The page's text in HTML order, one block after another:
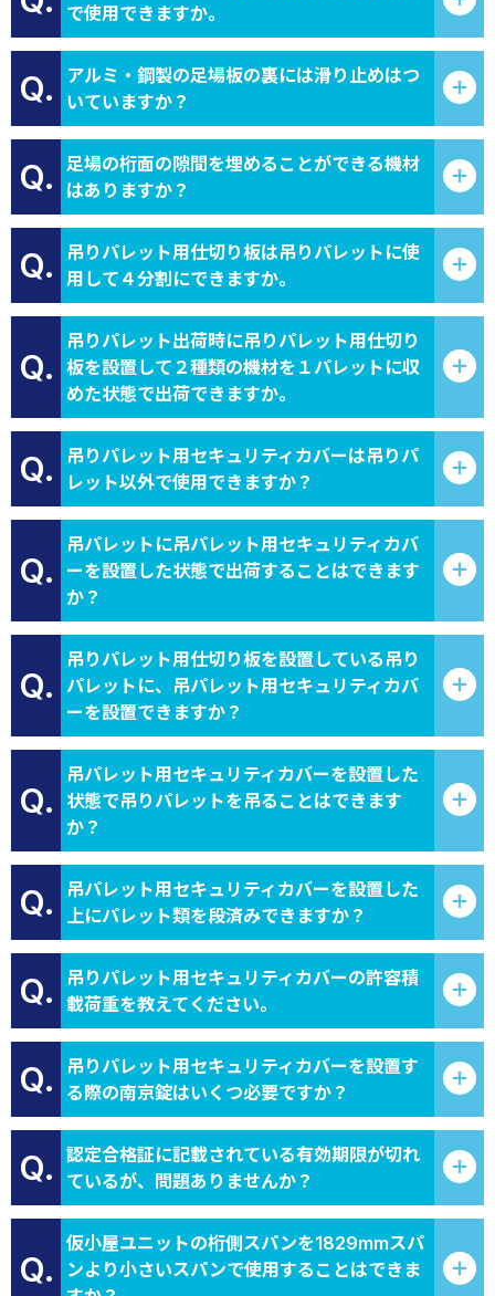
で使用できますか。
Q.
アルミ・鋼製の足場板の裏には滑り止めはつ
いていますか？
Q.
足場の桁面の隙間を埋めることができる機材
はありますか？
Q.
吊りパレット用仕切り板は吊りパレットに使
用して４分割にできますか。
Q.
吊りパレット出荷時に吊りパレット用仕切り
板を設置して２種類の機材を１パレットに収
めた状態で出荷できますか。
Q.
吊りパレット用セキュリティカバーは吊りパ
レット以外で使用できますか？
Q.
吊パレットに吊パレット用セキュリティカバ
ーを設置した状態で出荷することはできます
か？
Q.
吊りパレット用仕切り板を設置している吊り
パレットに、吊パレット用セキュリティカバ
ーを設置できますか？
Q.
吊パレット用セキュリティカバーを設置した
状態で吊りパレットを吊ることはできます
か？
Q.
吊パレット用セキュリティカバーを設置した
上にパレット類を段済みできますか？
Q.
吊りパレット用セキュリティカバーの許容積
載荷重を教えてください。
Q.
吊りパレット用セキュリティカバーを設置す
る際の南京錠はいくつ必要ですか？
Q.
認定合格証に記載されている有効期限が切れ
ているが、問題ありませんか？
Q.
仮小屋ユニットの桁側スパンを1829mmスパ
ンより小さいスパンで使用することはできま